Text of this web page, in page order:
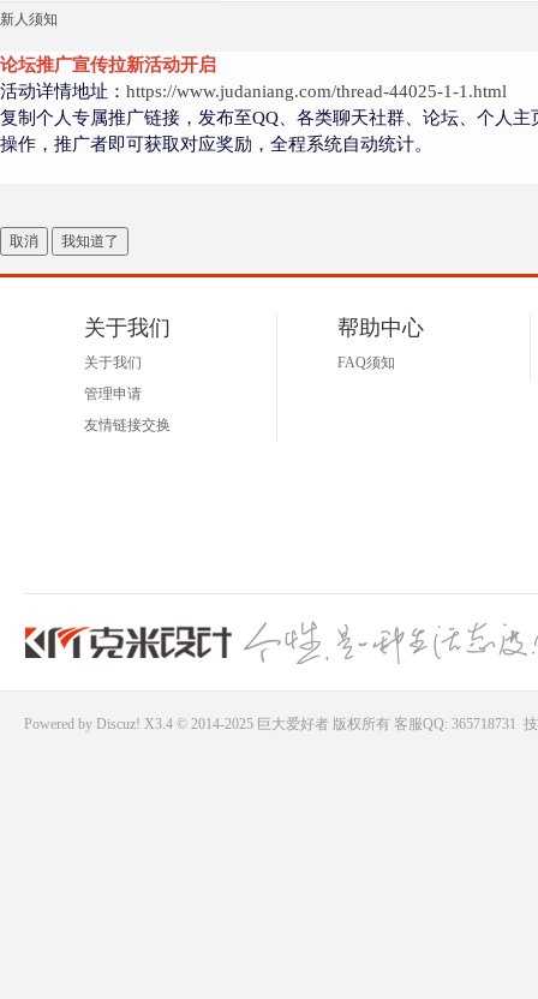
新人须知
论坛推广宣传拉新活动开启
活动详情地址： https://www.judaniang.com/thread-44025-1-1.html
复制个人专属推广链接，发布至QQ、各类聊天社群、论坛、个人
操作，推广者即可获取对应奖励，全程系统自动统计。
取消 我知道了
关于我们
关于我们
管理申请
友情链接交换
帮助中心
FAQ须知
Powered by Discuz! X3.4 © 2014-2025 巨大爱好者版权所有 客服QQ: 365718731